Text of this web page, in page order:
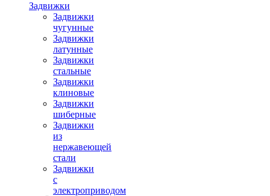
Задвижки
Задвижки
чугунные
Задвижки
латунные
Задвижки
стальные
Задвижки
клиновые
Задвижки
шиберные
Задвижки
из
нержавеющей
стали
Задвижки
с
электроприводом